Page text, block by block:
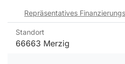
Repräsentatives
Standort
66663 Merzig